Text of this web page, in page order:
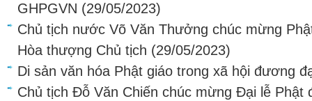
GHPGVN (29/05/2023)
Chủ tịch nước Võ Văn Thưởng chúc mừng
Hòa thượng Chủ tịch (29/05/2023)
Di sản văn hóa Phật giáo trong xã hội đương
Chủ tịch Đỗ Văn Chiến chúc mừng Đại lễ Phật